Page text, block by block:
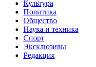
Культура
Политика
Общество
Наука и техника
Спорт
Эксклюзивы
Редакция